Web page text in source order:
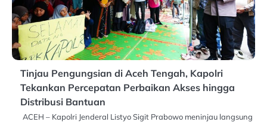
Tinjau Pengungsian di Aceh Tengah, Kapolri
Tekankan Percepatan Perbaikan Akses hingga
Distribusi Bantuan
ACEH – Kapolri Jenderal Listyo Sigit Prabowo meninjau langsung